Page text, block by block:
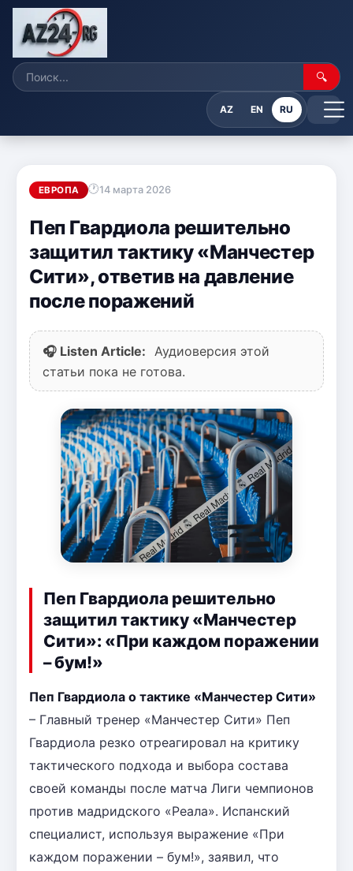
🔍
AZ EN RU
ЕВРОПА 14 марта 2026
Пеп Гвардиола решительно
защитил тактику «Манчестер
Сити», ответив на давление
после поражений
🎧 Listen Article:
Аудиоверсия этой
статьи пока не готова.
Пеп Гвардиола решительно
защитил тактику «Манчестер
Сити»: «При каждом поражении
– бум!»
Пеп Гвардиола о тактике «Манчестер Сити»
– Главный тренер «Манчестер Сити» Пеп
Гвардиола резко отреагировал на критику
тактического подхода и выбора состава
своей команды после матча Лиги чемпионов
против мадридского «Реала». Испанский
специалист, используя выражение «При
каждом поражении – бум!», заявил, что